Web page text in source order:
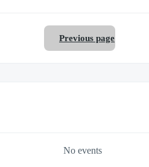
Previous page
No events